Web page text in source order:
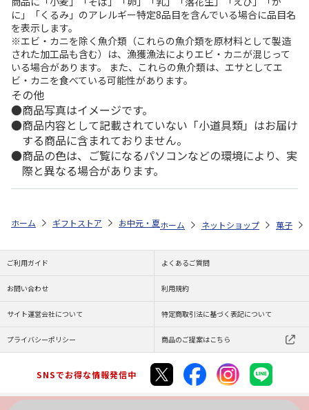
に」「くるみ」のアレルギー特定8品目を含んでいる場合に品目名
を表示します。
※エビ・カニを除く魚介類（これらの魚介類を原材料として製造
された加工品も含む）は、漁獲漁法によりエビ・カニが混じって
いる場合があります。 また、これらの魚介類は、エサとしてエ
ビ・カニを食べている可能性があります。
その他
商品写真はイメージです。
商品内容として記載されていない「小道具類」はお届け
する商品に含まれておりません。
商品の色は、ご覧になるパソコンなどの環境により、実
際と異なる場合があります。
ホーム ギフトストア お中元・夏ギフト特集 2026 ゆうゆうギフト
ホーム ネットショップ 菓子
ご利用ガイド よくあるご質問
お問い合わせ 利用規約
サイト運営会社について 特定商取引法に基づく表記について
プライバシーポリシー 商品のご提案はこちら
SNSでお得な情報発信中